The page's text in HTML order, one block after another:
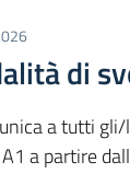
di
a tutti
a partire